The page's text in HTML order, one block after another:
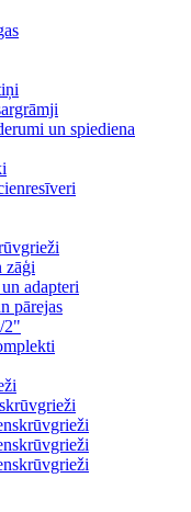
un spiediena
zāģi
adapteri
pārejas
2"